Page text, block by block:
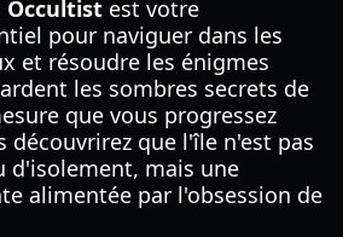
Occultist est votre
pour naviguer dans les
et résoudre les énigmes
les sombres secrets de
que vous progressez
découvrirez que l'île n'est pas
d'isolement, mais une
alimentée par l'obsession de